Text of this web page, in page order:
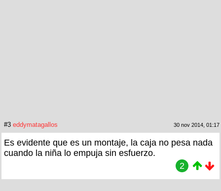
#3 eddymatagallos 30 nov 2014, 01:17
Es evidente que es un montaje, la caja no pesa nada
cuando la niña lo empuja sin esfuerzo.
2